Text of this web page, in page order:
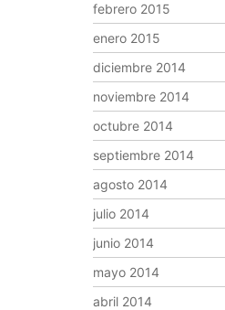
febrero 2015
enero 2015
diciembre 2014
noviembre 2014
octubre 2014
septiembre 2014
agosto 2014
julio 2014
junio 2014
mayo 2014
abril 2014